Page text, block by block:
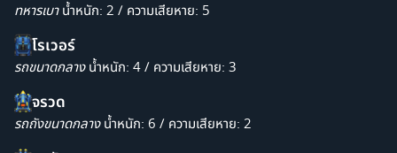
ทหารเบา น้ำหนัก: 2 / ความเสียหาย: 5
โรเวอร์
รถขนาดกลาง น้ำหนัก: 4 / ความเสียหาย: 3
จรวด
รถถังขนาดกลาง น้ำหนัก: 6 / ความเสียหาย: 2